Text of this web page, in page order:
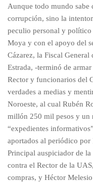
Aunque todo mundo sabe
corrupción, sino la
peculio personal y político
Moya y con el apoyo del
Cázarez, la Fiscal
Estrada, -terminó de
Rector y funcionarios del
verdades a medias y
Noroeste, al cual Rubén
millón 250 mil pesos y
“expedientes
aportados al periódico por
Principal auspiciador de
contra el Rector de la
compras, y Héctor